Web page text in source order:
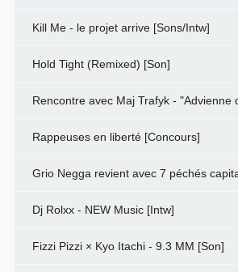
Kill Me - le projet arrive [Sons/Intw]
Hold Tight (Remixed) [Son]
Rencontre avec Maj Trafyk - "Advienne
Rappeuses en liberté [Concours]
Grio Negga revient avec 7 péchés
Dj Rolxx - NEW Music [Intw]
Fizzi Pizzi × Kyo Itachi - 9.3 MM [Son]